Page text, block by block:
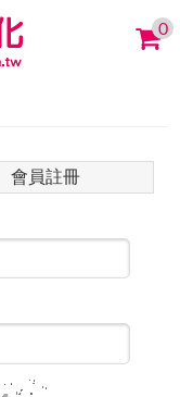
0
會員註冊